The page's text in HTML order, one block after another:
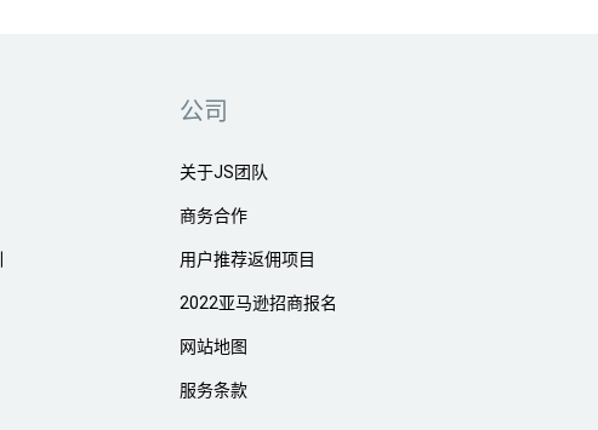
公司
关于JS团队
商务合作
用户推荐返佣项目
2022亚马逊招商报名
网站地图
服务条款